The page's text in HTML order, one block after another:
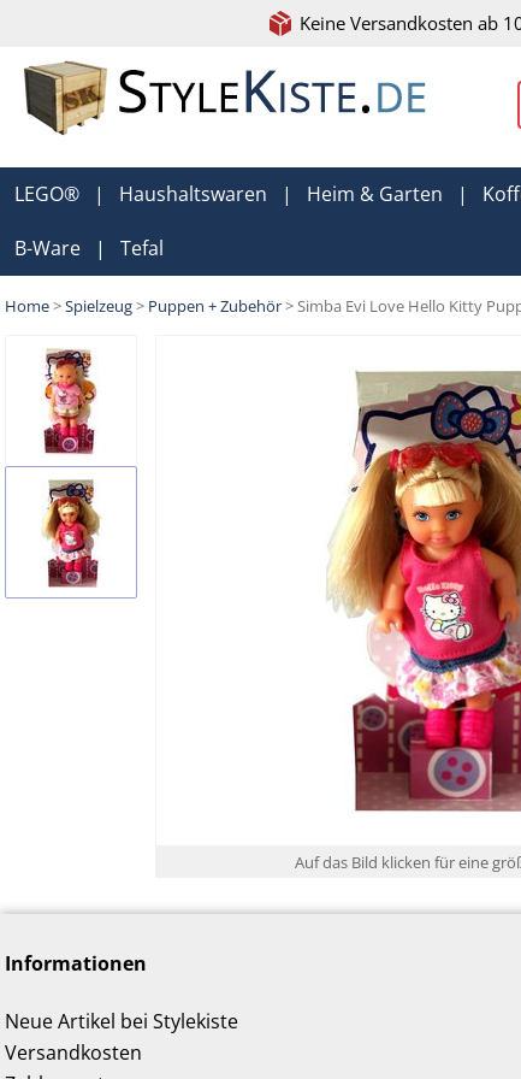
Keine Versandkosten ab
LEGO® | Haushaltswaren | Heim & Garten |
B-Ware | Tefal
Home>Spielzeug> Puppen + Zubehör> Simba Evi Love Hello Kitty
Auf das Bild klicken für eine
Informationen
Neue Artikel bei Stylekiste
Versandkosten